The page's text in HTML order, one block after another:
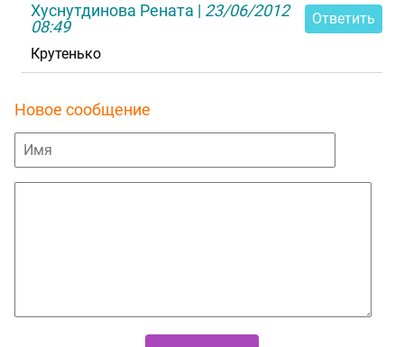
Хуснутдинова Рената | 23/06/2012
08:49
Ответить
Крутенько
Новое сообщение